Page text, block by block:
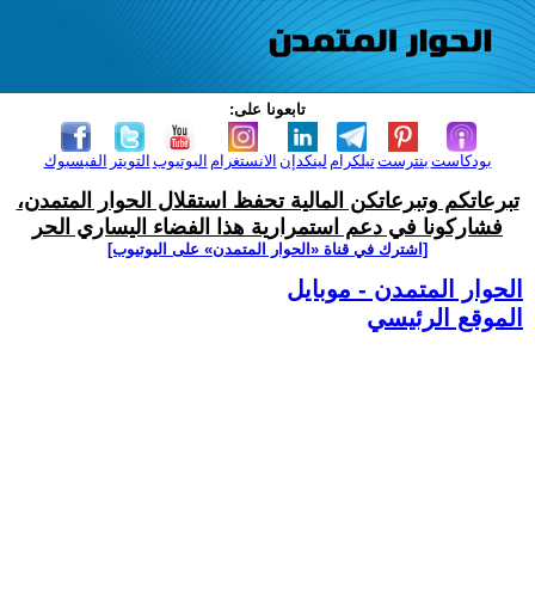
تابعونا على:
الفيسبوك التويتر اليوتيوب الانستغرام لينكدإن تيلكرامبنترست بودكاست
تبرعاتكم وتبرعاتكن المالية تحفظ استقلال الحوار المتمدن،
فشاركونا في دعم استمرارية هذا الفضاء اليساري الحر
[اشترك في قناة ‫«الحوار المتمدن» على اليوتيوب]
الحوار المتمدن - موبايل
الموقع الرئيسي